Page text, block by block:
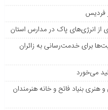
فردیس
از انرژی‌های پاک در مدارس استان
برای خدمت‌رسانی به زائران
می‌خورد
بنیاد فاتح و خانه هنرمندان